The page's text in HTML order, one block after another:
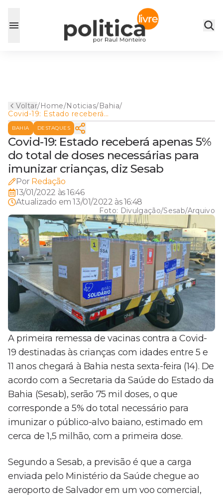
Voltar/Home/Noticias/Bahia/
Covid-19: Estado receberá
apenas 5% do total de doses
necessárias para imunizar
crianças, diz Sesab
BAHIA DESTAQUES
Covid-19: Estado receberá apenas 5%
do total de doses necessárias para
imunizar crianças, diz Sesab
Por Redação
13/01/2022 às 16:46
Atualizado em13/01/2022 às 16:48
Foto: Divulgação/Sesab/Arquivo
A primeira remessa de vacinas contra a Covid-
19 destinadas às crianças com idades entre 5 e
11 anos chegará à Bahia nesta sexta-feira (14). De
acordo com a Secretaria da Saúde do Estado da
Bahia (Sesab), serão 75 mil doses, o que
corresponde a 5% do total necessário para
imunizar o público-alvo baiano, estimado em
cerca de 1,5 milhão, com a primeira dose.
Segundo a Sesab, a previsão é que a carga
enviada pelo Ministério da Saúde chegue ao
aeroporto de Salvador em um voo comercial,